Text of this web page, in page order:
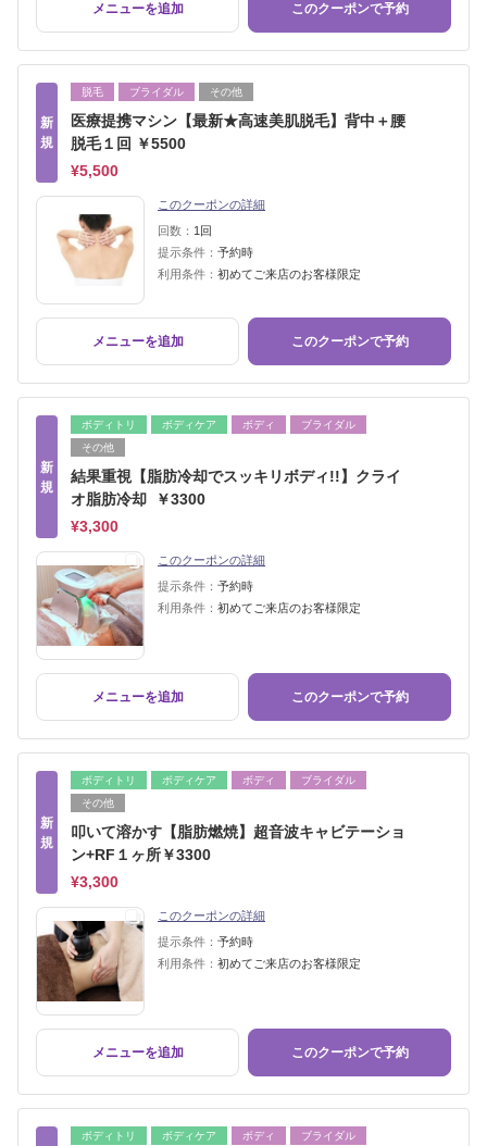
メニューを追加 このクーポンで予約
新
規
脱毛 ブライダル その他
医療提携マシン【最新★高速美肌脱毛】背中＋腰
脱毛１回 ￥5500
¥5,500
このクーポンの詳細
回数： 1回
提示条件： 予約時
利用条件： 初めてご来店のお客様限定
メニューを追加 このクーポンで予約
新
規
ボディトリ ボディケア ボディ
ブライダル
その他
結果重視【脂肪冷却でスッキリボディ!!】クライ
オ脂肪冷却 ￥3300
¥3,300
このクーポンの詳細
提示条件： 予約時
利用条件： 初めてご来店のお客様限定
メニューを追加 このクーポンで予約
新
規
ボディトリ ボディケア ボディ
ブライダル
その他
叩いて溶かす【脂肪燃焼】超音波キャビテーショ
ン+RF１ヶ所￥3300
¥3,300
このクーポンの詳細
提示条件： 予約時
利用条件： 初めてご来店のお客様限定
メニューを追加 このクーポンで予約
ボディトリ ボディケア ボディ
ブライダル